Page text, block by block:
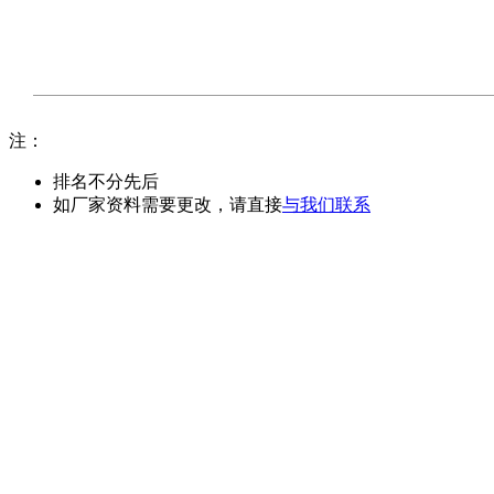
注：
排名不分先后
如厂家资料需要更改，请直接与我们联系